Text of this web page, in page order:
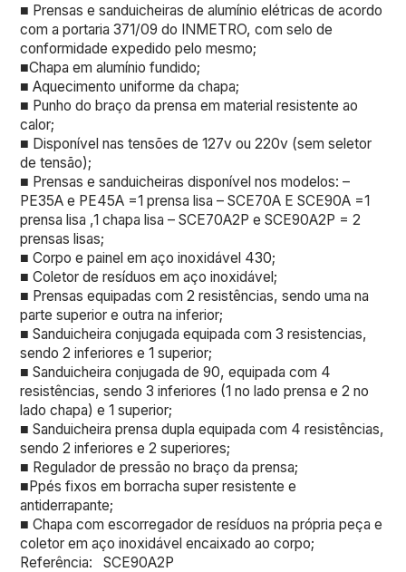
■ Prensas e sanduicheiras de alumínio elétricas de acordo
com a portaria 371/09 do INMETRO, com selo de
conformidade expedido pelo mesmo;
■Chapa em alumínio fundido;
■ Aquecimento uniforme da chapa;
■ Punho do braço da prensa em material resistente ao
calor;
■ Disponível nas tensões de 127v ou 220v (sem seletor
de tensão);
■ Prensas e sanduicheiras disponível nos modelos: –
PE35A e PE45A =1 prensa lisa – SCE70A E SCE90A =1
prensa lisa ,1 chapa lisa – SCE70A2P e SCE90A2P = 2
prensas lisas;
■ Corpo e painel em aço inoxidável 430;
■ Coletor de resíduos em aço inoxidável;
■ Prensas equipadas com 2 resistências, sendo uma na
parte superior e outra na inferior;
■ Sanduicheira conjugada equipada com 3 resistencias,
sendo 2 inferiores e 1 superior;
■ Sanduicheira conjugada de 90, equipada com 4
resistências, sendo 3 inferiores (1 no lado prensa e 2 no
lado chapa) e 1 superior;
■ Sanduicheira prensa dupla equipada com 4 resistências,
sendo 2 inferiores e 2 superiores;
■ Regulador de pressão no braço da prensa;
■Ppés fixos em borracha super resistente e
antiderrapante;
■ Chapa com escorregador de resíduos na própria peça e
coletor em aço inoxidável encaixado ao corpo;
Referência: SCE90A2P